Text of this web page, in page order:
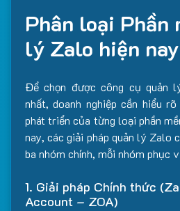
Phân loại Phần
lý Zalo hiện nay
Để chọn được công cụ quản
nhất, doanh nghiệp cần hiểu
phát triển của từng loại phần
nay, các giải pháp quản lý Zalo
ba nhóm chính, mỗi nhóm phục
1. Giải pháp Chính thức
Account – ZOA)